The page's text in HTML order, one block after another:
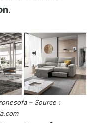
.
– Source :